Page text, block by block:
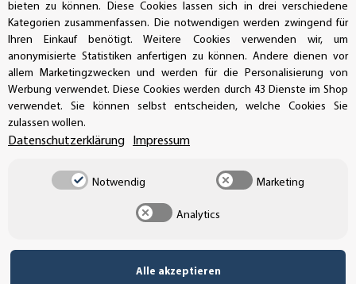
info@aufkleberdealer.de
UNSER AFFILIATE-PROGRAMM
UNSERE ZAHLUNGSARTEN*
UNSER VERSANDDIENSTLEISTER
bieten zu können. Diese Cookies lassen sich in drei verschiedene
Kategorien zusammenfassen. Die notwendigen werden zwingend für
Ihren Einkauf benötigt. Weitere Cookies verwenden wir, um
anonymisierte Statistiken anfertigen zu können. Andere dienen vor
allem Marketingzwecken und werden für die Personalisierung von
Werbung verwendet. Diese Cookies werden durch 43 Dienste im Shop
verwendet. Sie können selbst entscheiden, welche Cookies Sie
zulassen wollen.
Datenschutzerklärung Impressum
Notwendig Marketing
Analytics
Alle akzeptieren